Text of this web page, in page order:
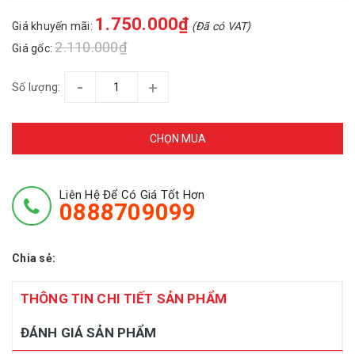
Giá khuyến mãi: 1.750.000₫ (Đã có VAT)
Giá gốc:2.110.000₫
Số lượng: - +
CHỌN MUA
Liên Hệ Để Có Giá Tốt Hơn
0888709099
Chia sẻ:
THÔNG TIN CHI TIẾT SẢN PHẨM
ĐÁNH GIÁ SẢN PHẨM